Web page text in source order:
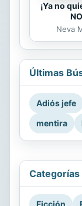
¡Ya no
Neva
Últimas
Adiós jefe
mentira
Categorías